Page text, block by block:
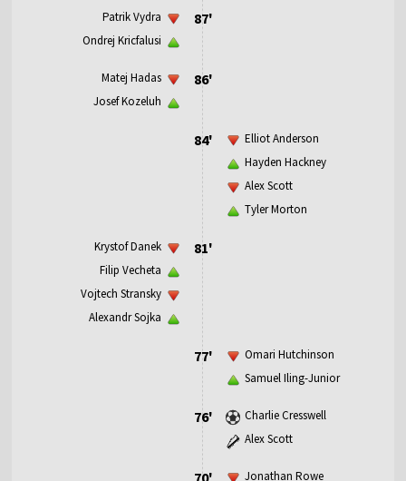
87'
Patrik Vydra
Ondrej Kricfalusi
86'
Matej Hadas
Josef Kozeluh
84'
Elliot Anderson
Hayden Hackney
Alex Scott
Tyler Morton
81'
Krystof Danek
Filip Vecheta
Vojtech Stransky
Alexandr Sojka
77'
Omari Hutchinson
Samuel Iling-Junior
76'
Charlie Cresswell
Alex Scott
70' Jonathan Rowe